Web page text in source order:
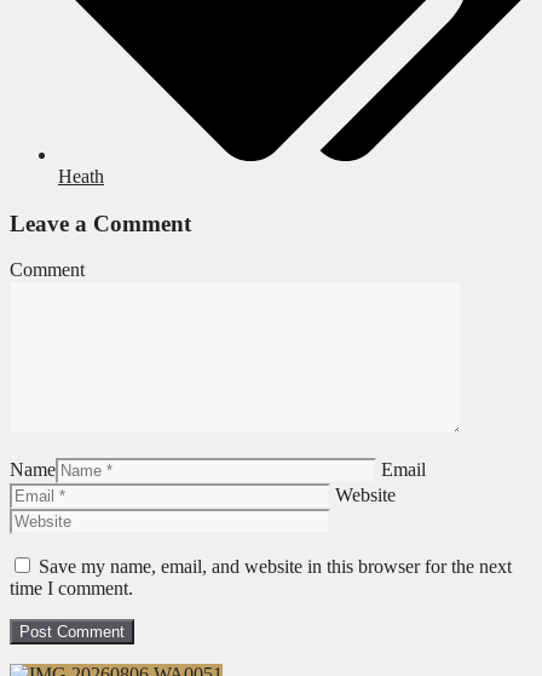
Heath
Leave a Comment
Comment
Name
Email
Website
Save my name, email, and website in this browser for the next
time I comment.